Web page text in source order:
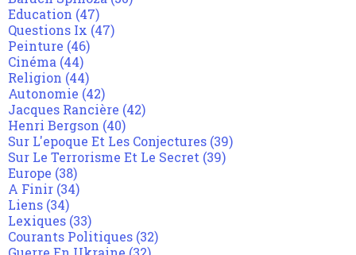
Education (47)
Questions Ix (47)
Peinture (46)
Cinéma (44)
Religion (44)
Autonomie (42)
Jacques Rancière (42)
Henri Bergson (40)
Sur L'epoque Et Les Conjectures (39)
Sur Le Terrorisme Et Le Secret (39)
Europe (38)
A Finir (34)
Liens (34)
Lexiques (33)
Courants Politiques (32)